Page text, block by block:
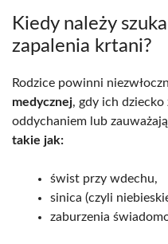
Kiedy należy
zapalenia krtani?
Rodzice powinni
medycznej, gdy ich
oddychaniem lub
takie jak:
świst przy wdechu,
sinica (czyli
zaburzenia